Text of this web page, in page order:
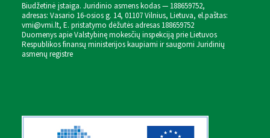
Biudžetinė įstaiga. Juridinio asmens kodas — 188659752,
adresas: Vasario 16-osios g. 14, 01107 Vilnius, Lietuva, el.paštas:
vmi@vmi.lt, E. pristatymo dėžutės adresas 188659752
Duomenys apie Valstybinę mokesčių inspekciją prie Lietuvos
Respublikos finansų ministerijos kaupiami ir saugomi Juridinių
asmenų registre